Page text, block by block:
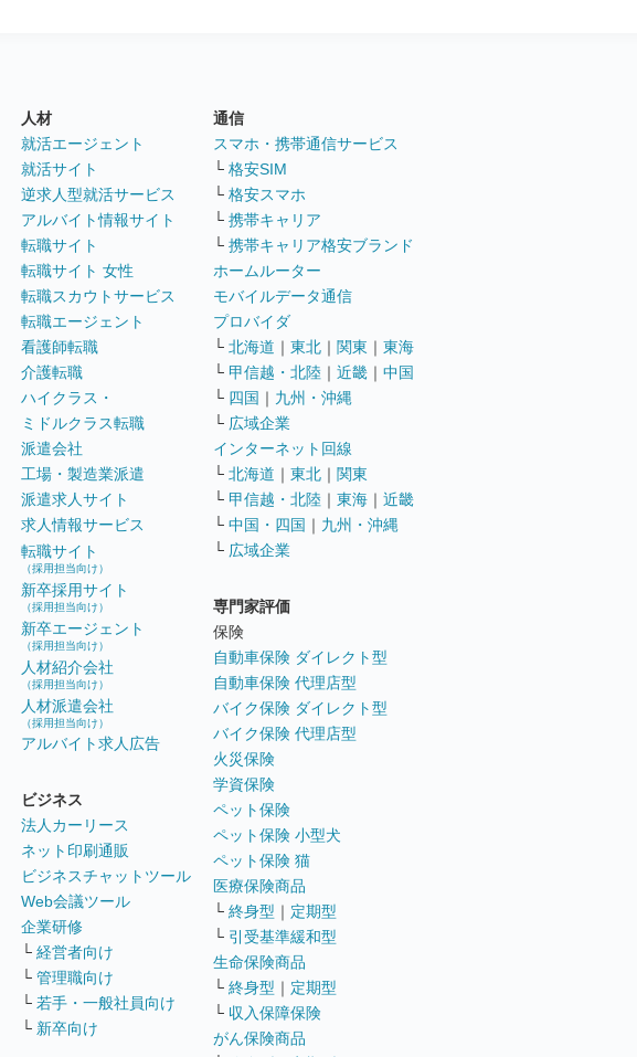
人材
就活エージェント
就活サイト
逆求人型就活サービス
アルバイト情報サイト
転職サイト
転職サイト 女性
転職スカウトサービス
転職エージェント
看護師転職
介護転職
ハイクラス・
ミドルクラス転職
派遣会社
工場・製造業派遣
派遣求人サイト
求人情報サービス
転職サイト
（採用担当向け）
新卒採用サイト
（採用担当向け）
新卒エージェント
（採用担当向け）
人材紹介会社
（採用担当向け）
人材派遣会社
（採用担当向け）
アルバイト求人広告
ビジネス
法人カーリース
ネット印刷通販
ビジネスチャットツール
Web会議ツール
企業研修
└ 経営者向け
└ 管理職向け
└ 若手・一般社員向け
└ 新卒向け
通信
スマホ・携帯通信サービス
└ 格安SIM
└ 格安スマホ
└ 携帯キャリア
└ 携帯キャリア格安ブランド
ホームルーター
モバイルデータ通信
プロバイダ
└ 北海道 ｜ 東北 ｜ 関東 ｜ 東海
└ 甲信越・北陸 ｜ 近畿 ｜ 中国
└ 四国 ｜ 九州・沖縄
└ 広域企業
インターネット回線
└ 北海道 ｜ 東北 ｜ 関東
└ 甲信越・北陸 ｜ 東海 ｜ 近畿
└ 中国・四国 ｜ 九州・沖縄
└ 広域企業
専門家評価
保険
自動車保険 ダイレクト型
自動車保険 代理店型
バイク保険 ダイレクト型
バイク保険 代理店型
火災保険
学資保険
ペット保険
ペット保険 小型犬
ペット保険 猫
医療保険商品
└ 終身型 ｜ 定期型
└ 引受基準緩和型
生命保険商品
└ 終身型 ｜ 定期型
└ 収入保障保険
がん保険商品